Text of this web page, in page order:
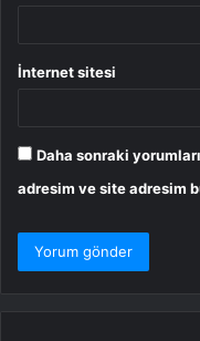
İnternet sitesi
Daha sonraki
adresim ve site adresim